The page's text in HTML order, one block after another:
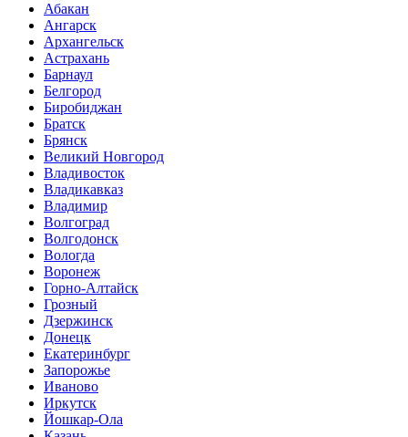
Абакан
Ангарск
Архангельск
Астрахань
Барнаул
Белгород
Биробиджан
Братск
Брянск
Великий Новгород
Владивосток
Владикавказ
Владимир
Волгоград
Волгодонск
Вологда
Воронеж
Горно-Алтайск
Грозный
Дзержинск
Донецк
Екатеринбург
Запорожье
Иваново
Иркутск
Йошкар-Ола